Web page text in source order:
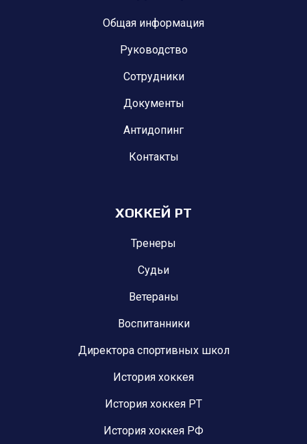
Общая информация
Руководство
Сотрудники
Документы
Антидопинг
Контакты
ХОККЕЙ РТ
Тренеры
Судьи
Ветераны
Воспитанники
Директора спортивных школ
История хоккея
История хоккея РТ
История хоккея РФ